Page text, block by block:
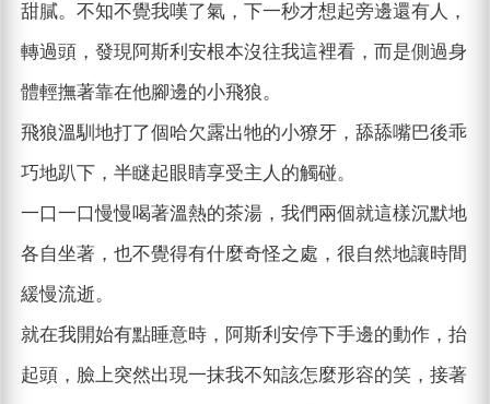
甜膩。不知不覺我嘆了氣，下一秒才想起旁邊還有人，
轉過頭，發現阿斯利安根本沒往我這裡看，而是側過身
體輕撫著靠在他腳邊的小飛狼。
飛狼溫馴地打了個哈欠露出牠的小獠牙，舔舔嘴巴後乖
巧地趴下，半瞇起眼睛享受主人的觸碰。
一口一口慢慢喝著溫熱的茶湯，我們兩個就這樣沉默地
各自坐著，也不覺得有什麼奇怪之處，很自然地讓時間
緩慢流逝。
就在我開始有點睡意時，阿斯利安停下手邊的動作，抬
起頭，臉上突然出現一抹我不知該怎麼形容的笑，接著